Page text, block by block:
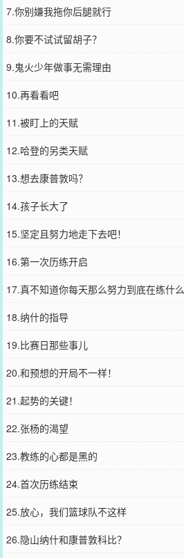
7.你别嫌我拖你后腿就行
8.你要不试试留胡子？
9.鬼火少年做事无需理由
10.再看看吧
11.被盯上的天赋
12.哈登的另类天赋
13.想去康普敦吗？
14.孩子长大了
15.坚定且努力地走下去吧！
16.第一次历练开启
17.真不知道你每天那么努力到底在练什么
18.纳什的指导
19.比赛日那些事儿
20.和预想的开局不一样！
21.起势的关键！
22.张杨的渴望
23.教练的心都是黑的
24.首次历练结束
25.放心，我们篮球队不这样
26.隐山纳什和康普敦科比？